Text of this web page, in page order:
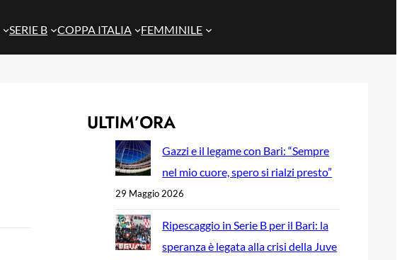
SERIE B COPPA ITALIA FEMMINILE
ULTIM’ORA
Gazzi e il legame con Bari: “Sempre
nel mio cuore, spero si rialzi presto”
29 Maggio 2026
Ripescaggio in Serie B per il Bari: la
speranza è legata alla crisi della Juve